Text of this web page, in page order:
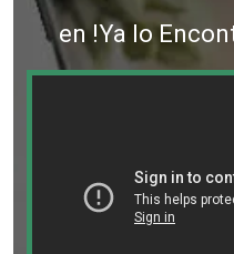
en !Ya lo